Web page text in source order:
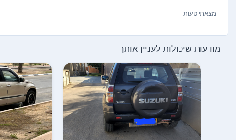
מצאתי טעות
מודעות שיכולות לעניין אותך